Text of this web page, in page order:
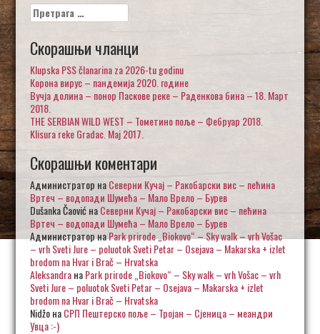
Претрага
за:
Скорашњи чланци
Klupska PSS članarina za 2026-tu godinu
Корона вирус – пандемија 2020. године
Вучја долина – понор Паскове реке – Раденкова бина – 18. Март
2018.
THE SERBIAN WILD WEST – Тометино поље – Фебруар 2018.
Klisura reke Gradac. Maj 2017.
Скорашњи коментари
Администратор наСеверни Кучај – Ракобарски вис – пећина
Вртеч – водопади Шумећа – Мало Врело – Бурев
Dušanka ČaovićнаСеверни Кучај – Ракобарски вис – пећина
Вртеч – водопади Шумећа – Мало Врело – Бурев
АдминистраторнаPark prirode „Biokovo“ – Sky walk – vrh Vošac
– vrh Sveti Jure – poluotok Sveti Petar – Osejava – Makarska + izlet
brodom na Hvar i Brač – Hrvatska
AleksandraнаPark prirode „Biokovo“ – Sky walk – vrh Vošac – vrh
Sveti Jure – poluotok Sveti Petar – Osejava – Makarska + izlet
brodom na Hvar i Brač – Hrvatska
NidžoнаСРП Пештерско поље – Тројан – Сјеница – меандри
Увца :-)